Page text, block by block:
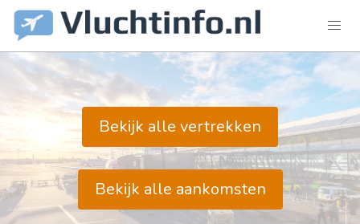
Bekijk alle vertrekken
Bekijk alle aankomsten